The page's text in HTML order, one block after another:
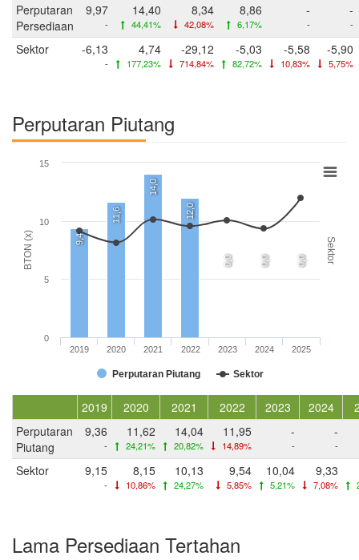
Perputaran
Persediaan
9,97
-
14,40
44,41%
8,34
42,08%
8,86
6,17%
-
-
-
-
Sektor -6,13
-
4,74
177,23%
-29,12
714,84%
-5,03
82,72%
-5,58
10,83%
-5,90
5,75%
Perputaran Piutang
BTON (x) Sektor
9,4
11,6
14,0
12,0
0,0 0,0 0,0
Perputaran Piutang Sektor
2019 2020 2021 2022 2023 2024 2025
0
5
10
15
2019 2020 2021 2022 2023 2024
Perputaran
Piutang
9,36
-
11,62
24,21%
14,04
20,82%
11,95
14,89%
-
-
-
-
Sektor 9,15
-
8,15
10,86%
10,13
24,27%
9,54
5,85%
10,04
5,21%
9,33
7,08%
Lama Persediaan Tertahan